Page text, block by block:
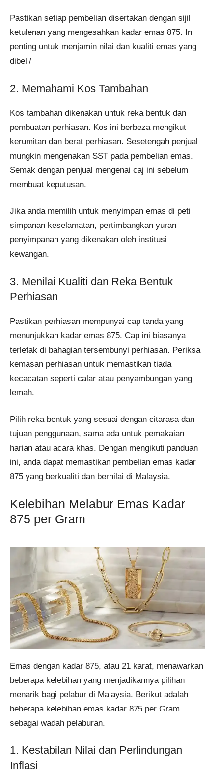
Pastikan setiap pembelian disertakan dengan sijil
ketulenan yang mengesahkan kadar emas 875. Ini
penting untuk menjamin nilai dan kualiti emas yang
dibeli/
2. Memahami Kos Tambahan
Kos tambahan dikenakan untuk reka bentuk dan
pembuatan perhiasan. Kos ini berbeza mengikut
kerumitan dan berat perhiasan. Sesetengah penjual
mungkin mengenakan SST pada pembelian emas.
Semak dengan penjual mengenai caj ini sebelum
membuat keputusan.
Jika anda memilih untuk menyimpan emas di peti
simpanan keselamatan, pertimbangkan yuran
penyimpanan yang dikenakan oleh institusi
kewangan.
3. Menilai Kualiti dan Reka Bentuk
Perhiasan
Pastikan perhiasan mempunyai cap tanda yang
menunjukkan kadar emas 875. Cap ini biasanya
terletak di bahagian tersembunyi perhiasan. Periksa
kemasan perhiasan untuk memastikan tiada
kecacatan seperti calar atau penyambungan yang
lemah.
Pilih reka bentuk yang sesuai dengan citarasa dan
tujuan penggunaan, sama ada untuk pemakaian
harian atau acara khas. Dengan mengikuti panduan
ini, anda dapat memastikan pembelian emas kadar
875 yang berkualiti dan bernilai di Malaysia.
Kelebihan Melabur Emas Kadar
875 per Gram
Emas dengan kadar 875, atau 21 karat, menawarkan
beberapa kelebihan yang menjadikannya pilihan
menarik bagi pelabur di Malaysia. Berikut adalah
beberapa kelebihan emas kadar 875 per Gram
sebagai wadah pelaburan.
1. Kestabilan Nilai dan Perlindungan
Inflasi